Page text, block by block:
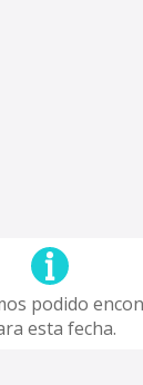
podido
esta fecha.